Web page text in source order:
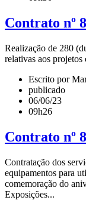
Contrato nº
Realização de 280
relativas aos
Escrito por
publicado
06/06/23
09h26
Contrato nº
Contratação dos
equipamentos para
comemoração do
Exposições...